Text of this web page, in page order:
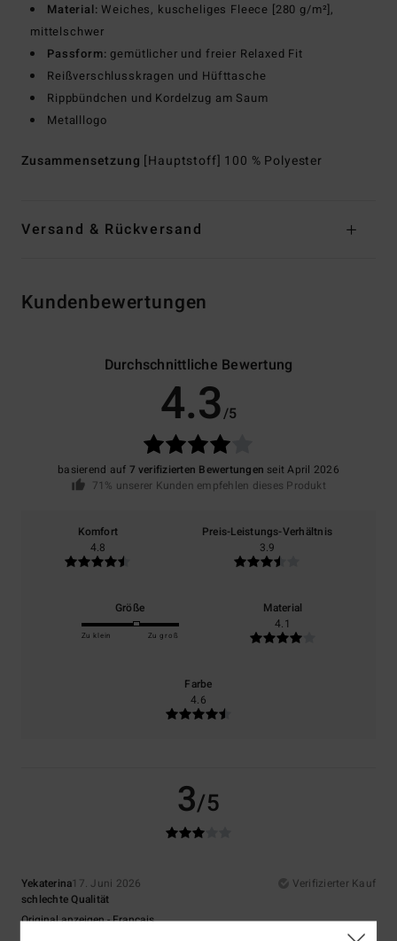
Material:Weiches, kuscheliges Fleece [280 g/m²],
mittelschwer
Passform:gemütlicher und freier Relaxed Fit
Reißverschlusskragen und Hüfttasche
Rippbündchen und Kordelzug am Saum
Metalllogo
Zusammensetzung [Hauptstoff] 100 % Polyester
Versand & Rückversand
Kundenbewertungen
Durchschnittliche Bewertung
4.3/5
basierend auf 7 verifizierten Bewertungen seit April 2026
71% unserer Kunden empfehlen dieses Produkt
Komfort
4.8
Preis-Leistungs-Verhältnis
3.9
Größe
Zu klein Zu groß
Material
4.1
Farbe
4.6
3/5
Yekaterina17. Juni 2026
Verifizierter Kauf
schlechte Qualität
Original anzeigen - Français
Material: